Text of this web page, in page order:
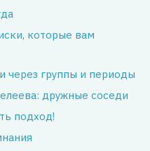
которые вам
через группы и периоды
дружные соседи
подход!